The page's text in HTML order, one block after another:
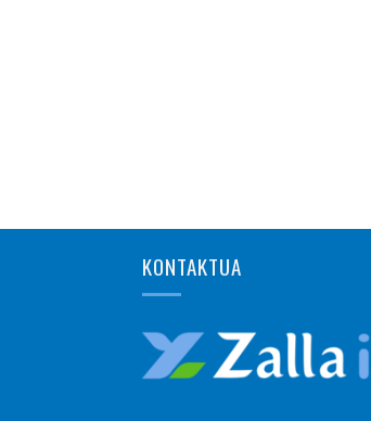
KONTAKTUA